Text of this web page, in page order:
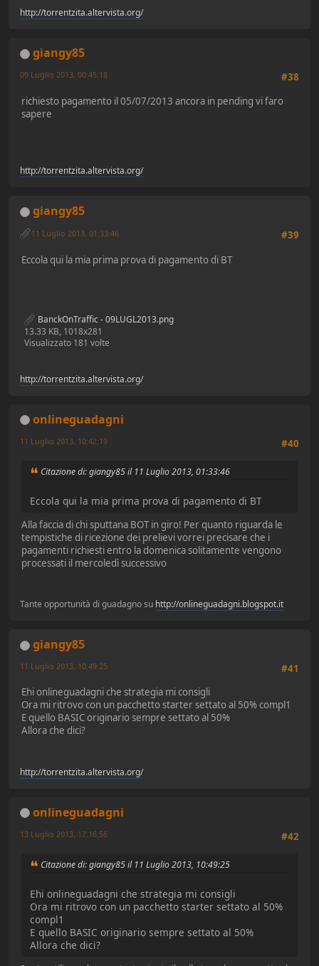
http://torrentzita.altervista.org/
giangy85
#38
09 Luglio 2013, 00:45:18
richiesto pagamento il 05/07/2013 ancora in pending vi faro
sapere
http://torrentzita.altervista.org/
giangy85
#39
11 Luglio 2013, 01:33:46
Eccola qui la mia prima prova di pagamento di BT
BanckOnTraffic - 09LUGL2013.png
13.33 KB, 1018x281
Visualizzato 181 volte
http://torrentzita.altervista.org/
onlineguadagni
#40
11 Luglio 2013, 10:42:19
Citazione di: giangy85 il 11 Luglio 2013, 01:33:46
Eccola qui la mia prima prova di pagamento di BT
Alla faccia di chi sputtana BOT in giro! Per quanto riguarda le
tempistiche di ricezione dei prelievi vorrei precisare che i
pagamenti richiesti entro la domenica solitamente vengono
processati il mercoledì successivo
Tante opportunità di guadagno su http://onlineguadagni.blogspot.it
giangy85
#41
11 Luglio 2013, 10:49:25
Ehi onlineguadagni che strategia mi consigli
Ora mi ritrovo con un pacchetto starter settato al 50% compl1
E quello BASIC originario sempre settato al 50%
Allora che dici?
http://torrentzita.altervista.org/
onlineguadagni
#42
13 Luglio 2013, 17:16:56
Citazione di: giangy85 il 11 Luglio 2013, 10:49:25
Ehi onlineguadagni che strategia mi consigli
Ora mi ritrovo con un pacchetto starter settato al 50%
compl1
E quello BASIC originario sempre settato al 50%
Allora che dici?